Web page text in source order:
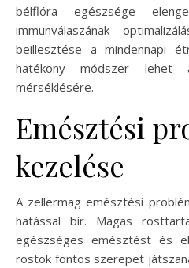
bélflóra egészsége
immunválaszának
beillesztése a mindennapi
hatékony módszer lehet
mérséklésére.
Emésztési
kezelése
A zellermag emésztési
hatással bír. Magas
egészséges emésztést és
rostok fontos szerepet